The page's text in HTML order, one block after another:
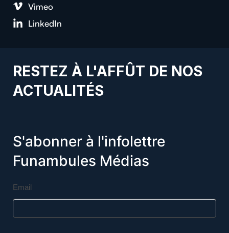
Vimeo
LinkedIn
RESTEZ À L'AFFÛT DE NOS
ACTUALITÉS
S'abonner à l'infolettre
Funambules Médias
Email